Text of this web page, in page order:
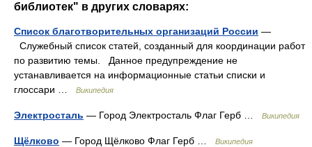
библиотек" в других словарях:
Список благотворительных организаций России —
Служебный список статей, созданный для координации работ
по развитию темы. Данное предупреждение не
устанавливается на информационные статьи списки и
глоссари …
Википедия
Электросталь — Город Электросталь Флаг Герб … Википедия
Щёлково — Город Щёлково Флаг Герб … Википедия